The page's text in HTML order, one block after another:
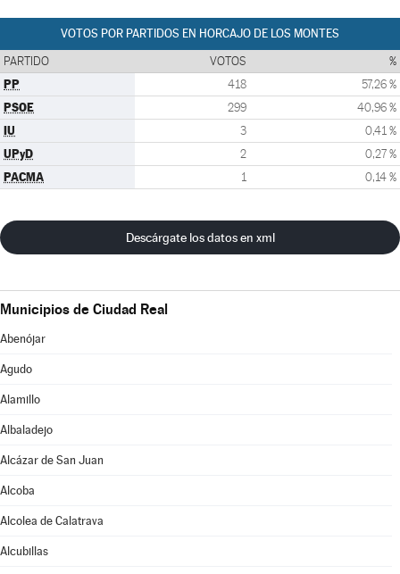
VOTOS POR PARTIDOS EN HORCAJO DE LOS MONTES
PARTIDO VOTOS %
PP 418 57,26 %
PSOE 299 40,96 %
IU 3 0,41 %
UPyD 2 0,27 %
PACMA 1 0,14 %
Descárgate los datos en xml
Municipios de Ciudad Real
Abenójar
Agudo
Alamillo
Albaladejo
Alcázar de San Juan
Alcoba
Alcolea de Calatrava
Alcubillas